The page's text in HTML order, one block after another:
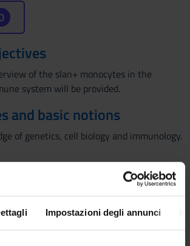
Impostazioni degli annunci
of the slan+ monocytes in the
system will be provided.
and basic notions
of genetics, cell biology and immunology.
on the slan+monocytes, on which factors
the stimuli inducing them, on the role of
pathology, particularly in tumors.